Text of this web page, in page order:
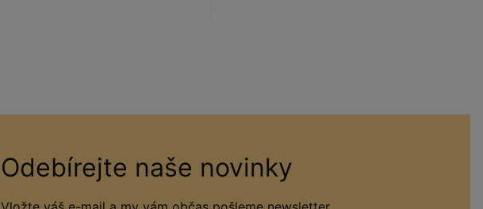
Odebírejte naše novinky